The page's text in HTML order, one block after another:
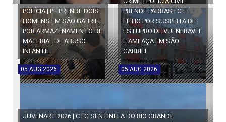
POLÍCIA | PF PRENDE DOIS
HOMENS EM SÃO GABRIEL
POR ARMAZENAMENTO DE
MATERIAL DE ABUSO
INFANTIL
05 AUG 2026
PRENDE PADRASTO E
FILHO POR SUSPEITA DE
ESTUPRO DE VULNERÁVEL
E AMEAÇA EM SÃO
GABRIEL
05 AUG 2026
JUVENART 2026 | CTG SENTINELA DO RIO GRANDE